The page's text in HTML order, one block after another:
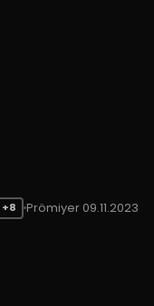
+8 Prömiyer 09.11.2023